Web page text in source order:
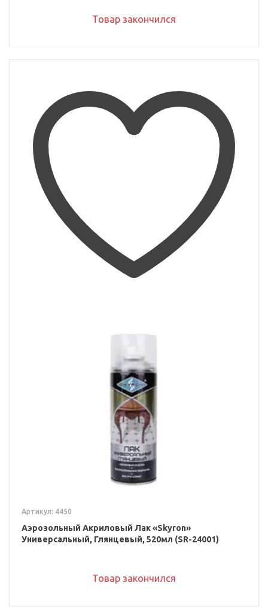
Товар закончился
Артикул: 4450
Аэрозольный Акриловый Лак «Skyron»
Универсальный, Глянцевый, 520мл (SR-24001)
Товар закончился